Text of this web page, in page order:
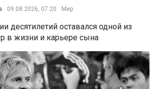
09.08.2026, 07:20 Мир
десятилетий оставался одной из
в жизни и карьере сына